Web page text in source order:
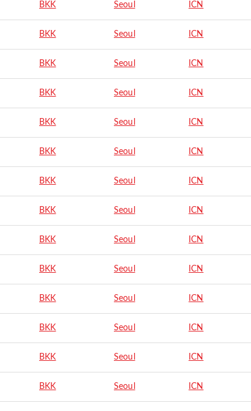
BKK Seoul ICN
BKK Seoul ICN
BKK Seoul ICN
BKK Seoul ICN
BKK Seoul ICN
BKK Seoul ICN
BKK Seoul ICN
BKK Seoul ICN
BKK Seoul ICN
BKK Seoul ICN
BKK Seoul ICN
BKK Seoul ICN
BKK Seoul ICN
BKK Seoul ICN